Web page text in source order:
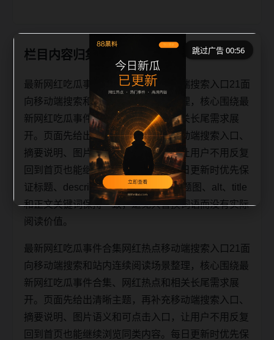
栏目内容归集
最新网红吃瓜事件合集网红热点移动端搜索入口21面
向移动端搜索和站内连续阅读场景整理，核心围绕最
新网红吃瓜事件合集、网红热点和相关长尾需求展
开。页面先给出清晰主题，再补充移动端搜索入口、
摘要说明、图片语义和可点击入口，让用户不用反复
回到首页也能继续浏览同类内容。每日更新时优先保
证标题、description、canonical、主题图、alt、title
和正文关键词保持一致，避免只替换词语而没有实际
阅读价值。
最新网红吃瓜事件合集网红热点移动端搜索入口21面
向移动端搜索和站内连续阅读场景整理，核心围绕最
新网红吃瓜事件合集、网红热点和相关长尾需求展
开。页面先给出清晰主题，再补充移动端搜索入口、
摘要说明、图片语义和可点击入口，让用户不用反复
回到首页也能继续浏览同类内容。每日更新时优先保
跳过广告 00:56